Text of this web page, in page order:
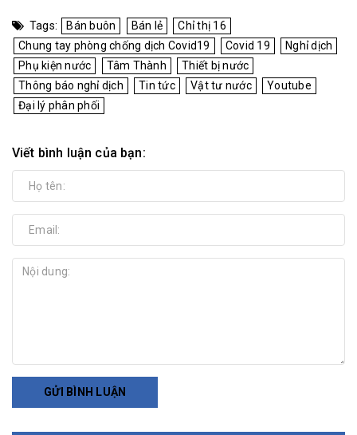
Tags: Bán buôn Bán lẻ
Chỉ thị 16
Chung tay phòng chống dịch Covid19
Covid 19
Nghỉ dịch
Phụ kiện nước
Tâm Thành
Thiết bị nước
Thông báo nghỉ dịch
Tin tức Vật tư nước
Youtube
Đại lý phân phối
Viết bình luận của bạn:
GỬI BÌNH LUẬN